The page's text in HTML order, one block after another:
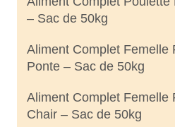
– Sac de 50kg
Aliment Complet Femelle
Ponte – Sac de 50kg
Aliment Complet Femelle
Chair – Sac de 50kg